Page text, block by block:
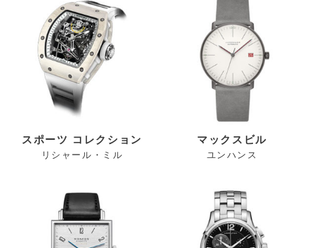
スポーツ コレクション
リシャール・ミル
マックスビル
ユンハンス